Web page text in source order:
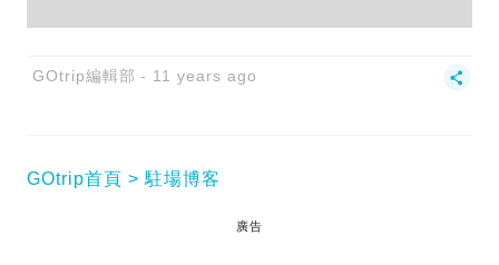
GOtrip編輯部 11 years ago
GOtrip首頁 駐場博客
廣告